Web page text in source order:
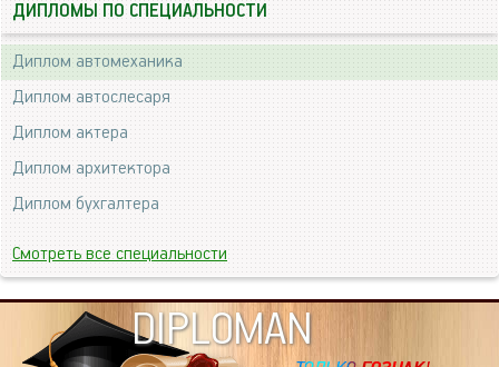
ДИПЛОМЫ ПО СПЕЦИАЛЬНОСТИ
Диплом автомеханика
Диплом автослесаря
Диплом актера
Диплом архитектора
Диплом бухгалтера
Смотреть все специальности
DIPLOMAN